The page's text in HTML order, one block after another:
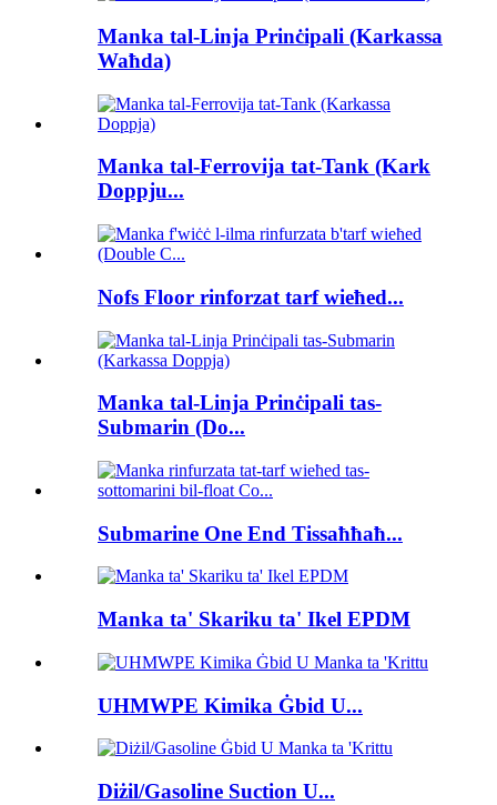
Manka tal-Linja Prinċipali (Karkassa
Waħda)
Manka tal-Ferrovija tat-Tank (Kark
Doppju...
Nofs Floor rinforzat tarf wieħed...
Manka tal-Linja Prinċipali tas-
Submarin (Do...
Submarine One End Tissaħħaħ...
Manka ta' Skariku ta' Ikel EPDM
UHMWPE Kimika Ġbid U...
Diżil/Gasoline Suction U...